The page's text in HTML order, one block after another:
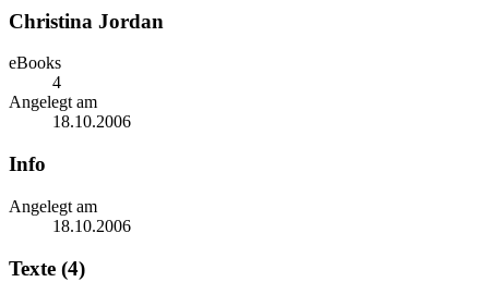
Christina Jordan
eBooks
4
Angelegt am
18.10.2006
Info
Angelegt am
18.10.2006
Texte (4)